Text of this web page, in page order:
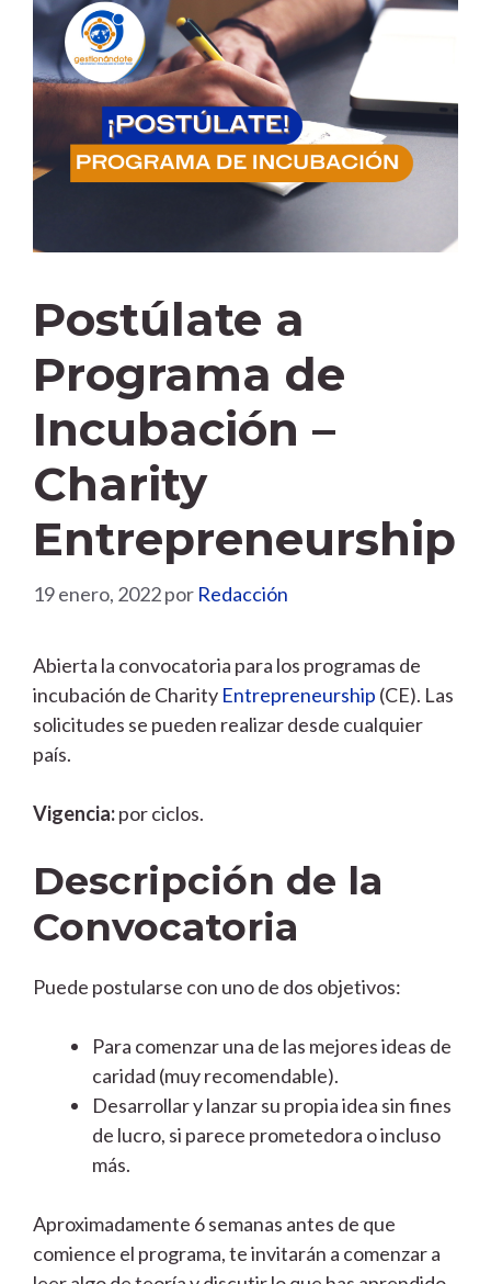
Postúlate a
Programa de
Incubación –
Charity
Entrepreneurship
19 enero, 2022por Redacción
Abierta la convocatoria para los programas de
incubación de Charity Entrepreneurship (CE). Las
solicitudes se pueden realizar desde cualquier
país.
Vigencia:por ciclos.
Descripción de la
Convocatoria
Puede postularse con uno de dos objetivos:
Para comenzar una de las mejores ideas de
caridad (muy recomendable).
Desarrollar y lanzar su propia idea sin fines
de lucro, si parece prometedora o incluso
más.
Aproximadamente 6 semanas antes de que
comience el programa, te invitarán a comenzar a